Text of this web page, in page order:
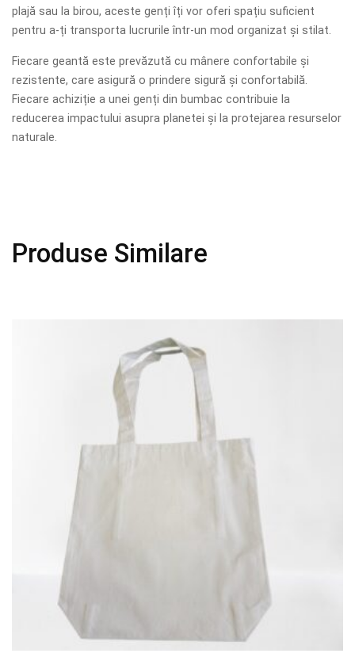
plajă sau la birou, aceste genți îți vor oferi spațiu suficient
pentru a-ți transporta lucrurile într-un mod organizat și stilat.
Fiecare geantă este prevăzută cu mânere confortabile și
rezistente, care asigură o prindere sigură și confortabilă.
Fiecare achiziție a unei genți din bumbac contribuie la
reducerea impactului asupra planetei și la protejarea resurselor
naturale.
Produse Similare